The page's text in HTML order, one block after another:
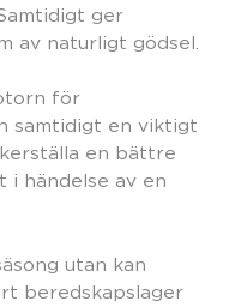
ger
av naturligt gödsel.
för
samtidigt en viktigt
en bättre
i händelse av en
utan kan
beredskapslager